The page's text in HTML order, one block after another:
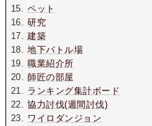
ペット
研究
建築
地下バトル場
職業紹介所
師匠の部屋
ランキング集計ボード
協力討伐(週間討伐)
ワイロダンジョン